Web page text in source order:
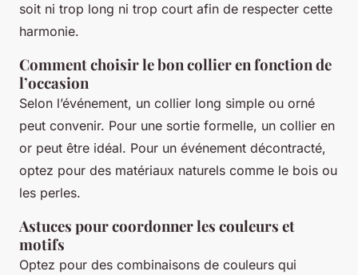
soit ni trop long ni trop court afin de respecter cette
harmonie.
Comment choisir le bon collier en fonction de
l’occasion
Selon l’événement, un collier long simple ou orné
peut convenir. Pour une sortie formelle, un collier en
or peut être idéal. Pour un événement décontracté,
optez pour des matériaux naturels comme le bois ou
les perles.
Astuces pour coordonner les couleurs et
motifs
Optez pour des combinaisons de couleurs qui